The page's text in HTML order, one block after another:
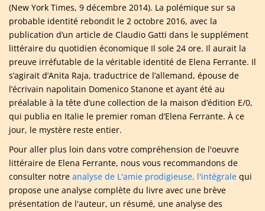
(New York Times, 9 décembre 2014). La polémique sur sa
probable identité rebondit le 2 octobre 2016, avec la
publication d’un article de Claudio Gatti dans le supplément
littéraire du quotidien économique Il sole 24 ore. Il aurait la
preuve irréfutable de la véritable identité de Elena Ferrante. Il
s’agirait d’Anita Raja, traductrice de l’allemand, épouse de
l’écrivain napolitain Domenico Stanone et ayant été au
préalable à la tête d’une collection de la maison d’édition E/0,
qui publia en Italie le premier roman d’Elena Ferrante. À ce
jour, le mystère reste entier.
Pour aller plus loin dans votre compréhension de l'oeuvre
littéraire de Elena Ferrante, nous vous recommandons de
consulter notre analyse de L'amie prodigieuse, l'intégrale qui
propose une analyse complète du livre avec une brève
présentation de l'auteur, un résumé, une analyse des